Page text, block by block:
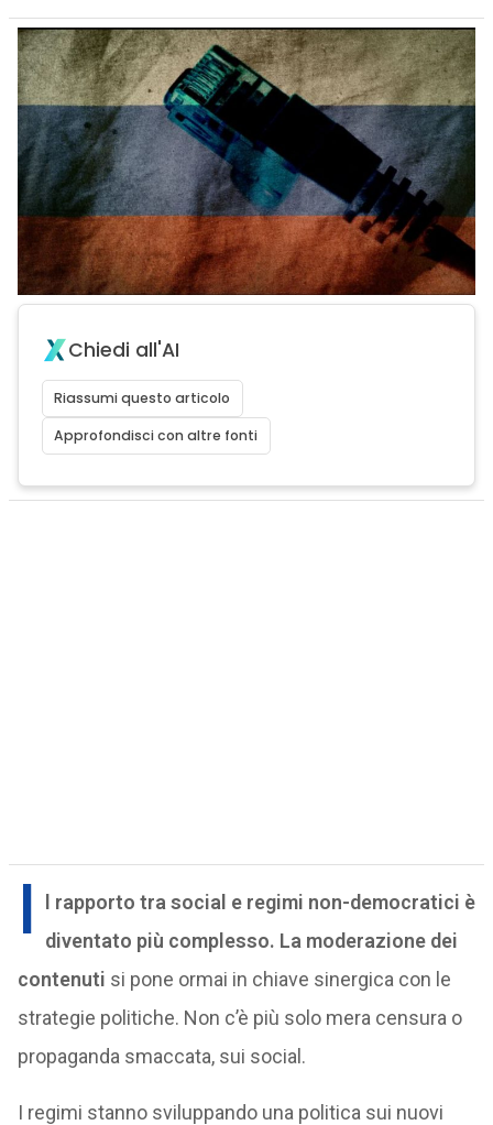
Chiedi all'AI
Riassumi questo articolo
Approfondisci con altre fonti
I
l rapporto tra social e regimi non-democratici è
diventato più complesso. La moderazione dei
contenuti si pone ormai in chiave sinergica con le
strategie politiche. Non c’è più solo mera censura o
propaganda smaccata, sui social.
I regimi stanno sviluppando una politica sui nuovi